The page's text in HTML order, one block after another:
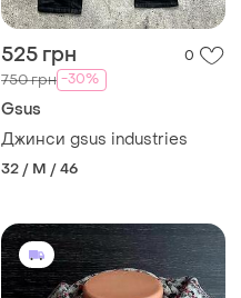
525 грн 0
750 грн -30%
Gsus
Джинси gsus industries
32 / M / 46